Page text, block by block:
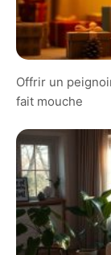
Offrir un
fait mouche